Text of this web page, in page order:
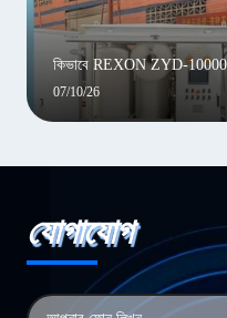
কিভাবে REXON ZYD-10000
07/10/26
যোগাযোগ